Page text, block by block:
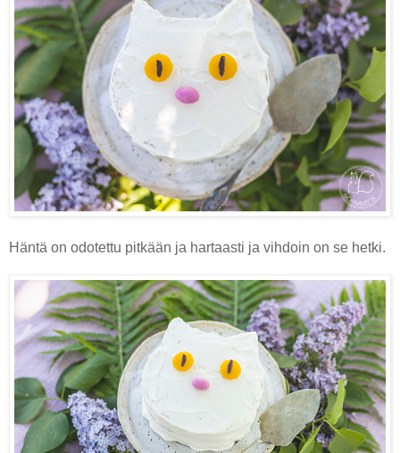
Häntä on odotettu pitkään ja hartaasti ja vihdoin on se hetki.